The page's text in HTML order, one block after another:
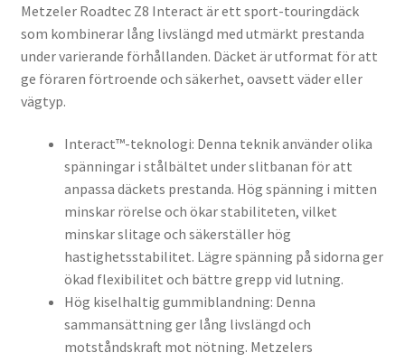
Metzeler Roadtec Z8 Interact är ett sport-touringdäck
som kombinerar lång livslängd med utmärkt prestanda
under varierande förhållanden. Däcket är utformat för att
ge föraren förtroende och säkerhet, oavsett väder eller
vägtyp.
Interact™-teknologi: Denna teknik använder olika
spänningar i stålbältet under slitbanan för att
anpassa däckets prestanda. Hög spänning i mitten
minskar rörelse och ökar stabiliteten, vilket
minskar slitage och säkerställer hög
hastighetsstabilitet. Lägre spänning på sidorna ger
ökad flexibilitet och bättre grepp vid lutning.
Hög kiselhaltig gummiblandning: Denna
sammansättning ger lång livslängd och
motståndskraft mot nötning. Metzelers